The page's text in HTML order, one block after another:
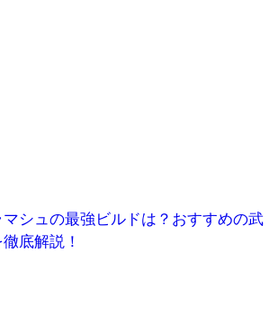
シュの最強ビルドは？おすすめの武
底解説！